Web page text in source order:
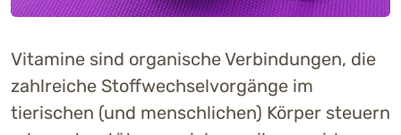
Vitamine sind organische Verbindungen, die
zahlreiche Stoffwechselvorgänge im
tierischen (und menschlichen) Körper steuern